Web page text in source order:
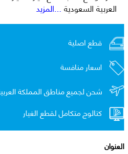
العربية السعودية...المزيد
قطع اصلية
اسعار منافسة
شحن لجميع مناطق المملكة
كتالوج متكامل لقطع الغيار
العنوان